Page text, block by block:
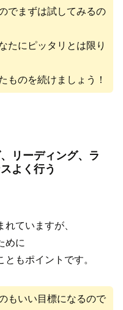
でまずは試してみるの
たにピッタリとは限り
ものを続けましょう！
リーディング、ラ
よく行う
ていますが、
めに
もポイントです。
もいい目標になるので